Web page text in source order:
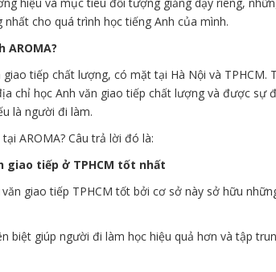
cho quá trình học tiếng Anh của mình.
tiếp chất lượng, có mặt tại Hà Nội và TPHCM.
chỉ học Anh văn giao tiếp chất lượng và được sự
là người đi làm.
AROMA? Câu trả lời đó là:
giao tiếp ở TPHCM tốt nhất
giao tiếp TPHCM tốt bởi cơ sở này sở hữu
biệt giúp người đi làm học hiệu quả hơn và tập